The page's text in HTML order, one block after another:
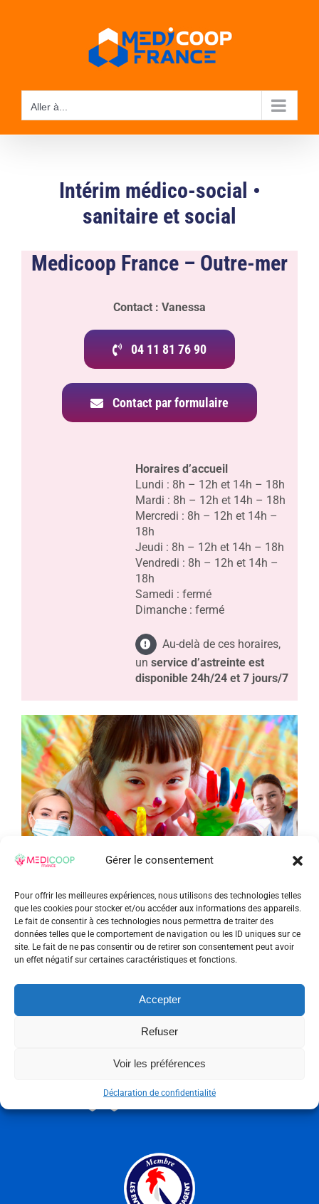
Gérer le consentement
Pour offrir les meilleures expériences, nous utilisons des technologies telles
que les cookies pour stocker et/ou accéder aux informations des appareils.
Le fait de consentir à ces technologies nous permettra de traiter des
données telles que le comportement de navigation ou les ID uniques sur ce
site. Le fait de ne pas consentir ou de retirer son consentement peut avoir
un effet négatif sur certaines caractéristiques et fonctions.
Accepter
Refuser
Voir les préférences
Déclaration de confidentialité
Aller à...
Intérim médico-social •
sanitaire et social
Medicoop France – Outre-mer
Contact : Vanessa
04 11 81 76 90
Contact par formulaire
Horaires d’accueil
Lundi : 8h – 12h et 14h – 18h
Mardi : 8h – 12h et 14h – 18h
Mercredi : 8h – 12h et 14h –
18h
Jeudi : 8h – 12h et 14h – 18h
Vendredi : 8h – 12h et 14h –
18h
Samedi : fermé
Dimanche : fermé
Au-delà de ces horaires,
un service d’astreinte est
disponible 24h/24 et 7 jours/7